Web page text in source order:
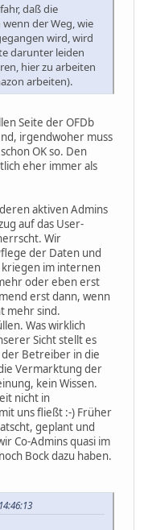
daß die
der Weg, wie
wird, wird
darunter leiden
hier zu arbeiten
arbeiten).
Seite der OFDb
irgendwoher muss
OK so. Den
eher immer als
aktiven Admins
auf das User-
Wir
der Daten und
im internen
oder eben erst
erst dann, wenn
mehr sind.
Was wirklich
Sicht stellt es
der Betreiber in die
Vermarktung der
kein Wissen.
nicht in
uns fließt :-) Früher
geplant und
Co-Admins quasi im
Bock dazu haben.